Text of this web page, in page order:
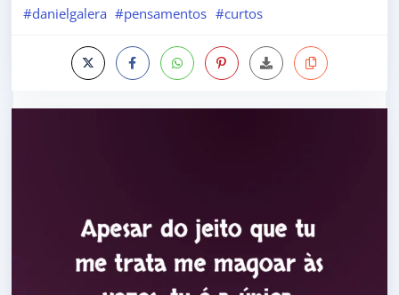
#danielgalera #pensamentos #curtos